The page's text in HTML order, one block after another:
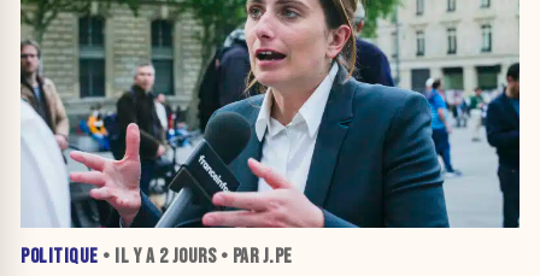
POLITIQUE • IL Y A 2 JOURS• PAR J.PE